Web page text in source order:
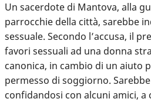
Un sacerdote di Mantova, alla
parrocchie della città, sarebbe
sessuale. Secondo l’accusa, il
favori sessuali ad una donna
canonica, in cambio di un aiuto
permesso di soggiorno.
confidandosi con alcuni amici,